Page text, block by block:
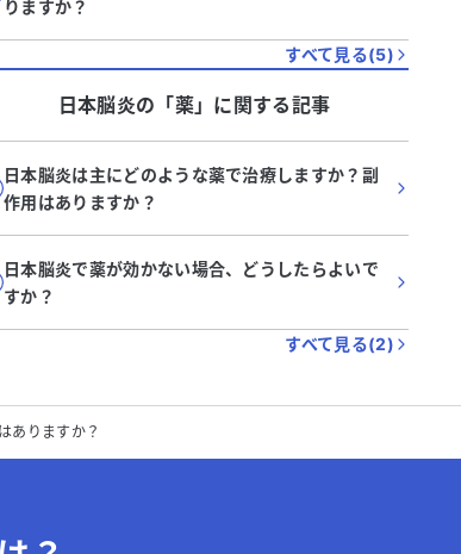
りますか？
すべて見る(5)
日本脳炎の「薬」に関する記事
日本脳炎は主にどのような薬で治療しますか？副
作用はありますか？
日本脳炎で薬が効かない場合、どうしたらよいで
すか？
すべて見る(2)
ありますか？